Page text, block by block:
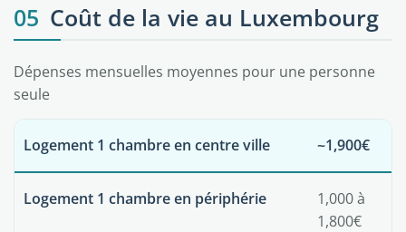
05 Coût de la vie au Luxembourg
Dépenses mensuelles moyennes pour une personne
seule
Logement 1 chambre en centre ville ~1,900€
Logement 1 chambre en périphérie
1,000 à
1,800€